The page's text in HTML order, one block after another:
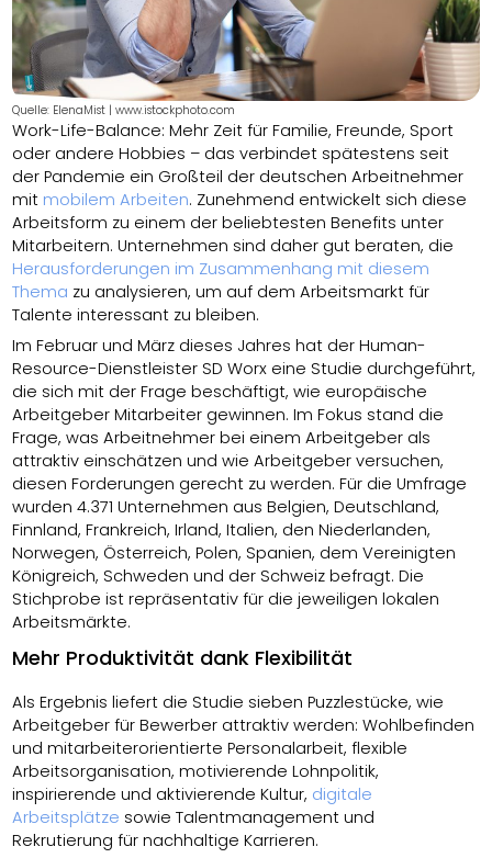
Quelle: ElenaMist | www.istockphoto.com
Work-Life-Balance: Mehr Zeit für Familie, Freunde, Sport
oder andere Hobbies – das verbindet spätestens seit
der Pandemie ein Großteil der deutschen Arbeitnehmer
mit mobilem Arbeiten. Zunehmend entwickelt sich diese
Arbeitsform zu einem der beliebtesten Benefits unter
Mitarbeitern. Unternehmen sind daher gut beraten, die
Herausforderungen im Zusammenhang mit diesem
Thema zu analysieren, um auf dem Arbeitsmarkt für
Talente interessant zu bleiben.
Im Februar und März dieses Jahres hat der Human-
Resource-Dienstleister SD Worx eine Studie durchgeführt,
die sich mit der Frage beschäftigt, wie europäische
Arbeitgeber Mitarbeiter gewinnen. Im Fokus stand die
Frage, was Arbeitnehmer bei einem Arbeitgeber als
attraktiv einschätzen und wie Arbeitgeber versuchen,
diesen Forderungen gerecht zu werden. Für die Umfrage
wurden 4.371 Unternehmen aus Belgien, Deutschland,
Finnland, Frankreich, Irland, Italien, den Niederlanden,
Norwegen, Österreich, Polen, Spanien, dem Vereinigten
Königreich, Schweden und der Schweiz befragt. Die
Stichprobe ist repräsentativ für die jeweiligen lokalen
Arbeitsmärkte.
Mehr Produktivität dank Flexibilität
Als Ergebnis liefert die Studie sieben Puzzlestücke, wie
Arbeitgeber für Bewerber attraktiv werden: Wohlbefinden
und mitarbeiterorientierte Personalarbeit, flexible
Arbeitsorganisation, motivierende Lohnpolitik,
inspirierende und aktivierende Kultur, digitale
Arbeitsplätze sowie Talentmanagement und
Rekrutierung für nachhaltige Karrieren.